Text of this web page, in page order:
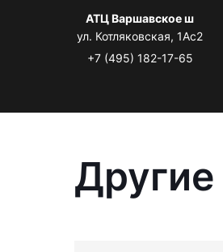
АТЦ Варшавское ш
ул. Котляковская, 1Ас2
+7 (495) 182-17-65